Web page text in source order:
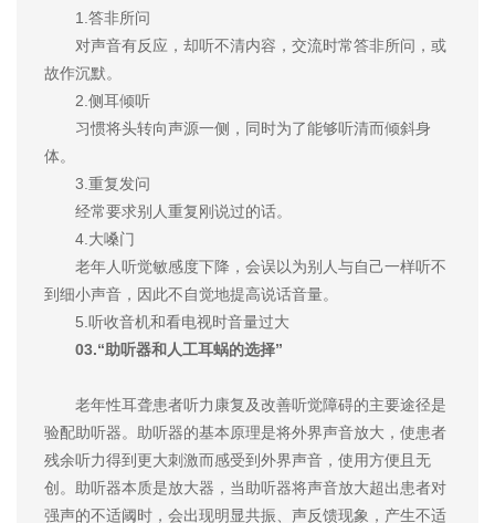
1.答非所问
对声音有反应，却听不清内容，交流时常答非所问，或
故作沉默。
2.侧耳倾听
习惯将头转向声源一侧，同时为了能够听清而倾斜身
体。
3.重复发问
经常要求别人重复刚说过的话。
4.大嗓门
老年人听觉敏感度下降，会误以为别人与自己一样听不
到细小声音，因此不自觉地提高说话音量。
5.听收音机和看电视时音量过大
03.“助听器和人工耳蜗的选择”
老年性耳聋患者听力康复及改善听觉障碍的主要途径是
验配助听器。助听器的基本原理是将外界声音放大，使患者
残余听力得到更大刺激而感受到外界声音，使用方便且无
创。助听器本质是放大器，当助听器将声音放大超出患者对
强声的不适阈时，会出现明显共振、声反馈现象，产生不适